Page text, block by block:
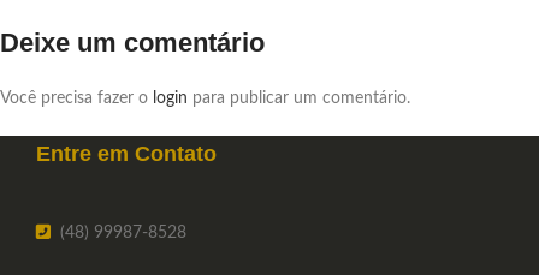
Deixe um comentário
Você precisa fazer o login para publicar um comentário.
Entre em Contato
(48) 99987-8528